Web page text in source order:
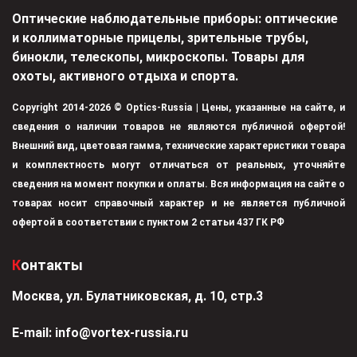
Оптические наблюдательные приборы: оптические
и коллиматорные прицелы, зрительные трубы,
бинокли, телескопы, микроскопы. Товары для
охоты, активного отдыха и спорта.
Copyright 2014-2026 © Optics-Russia | Цены, указанные на сайте, и
сведения о наличии товаров не являются публичной офертой!
Внешний вид, цветовая гамма, технические характеристики товара
и комплектность могут отличаться от реальных, уточняйте
сведения на момент покупки и оплаты. Вся информация на сайте о
товарах носит справочный характер и не является публичной
офертой в соответствии с пунктом 2 статьи 437 ГК РФ
Контакты
Москва, ул. Булатниковская, д. 10, стр.3
Е-mail: info@vortex-russia.ru